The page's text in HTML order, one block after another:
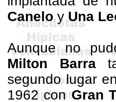
CaneloyUna
Aunque no
Milton Barra
segundo lugar
1962 conGran